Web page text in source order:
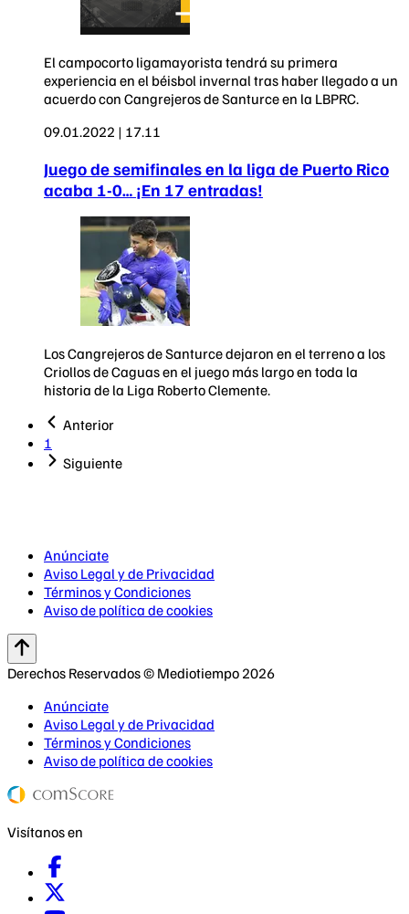
El campocorto ligamayorista tendrá su primera
experiencia en el béisbol invernal tras haber llegado a un
acuerdo con Cangrejeros de Santurce en la LBPRC.
09.01.2022 | 17.11
Juego de semifinales en la liga de Puerto Rico
acaba 1-0… ¡En 17 entradas!
Los Cangrejeros de Santurce dejaron en el terreno a los
Criollos de Caguas en el juego más largo en toda la
historia de la Liga Roberto Clemente.
Anterior
1
Siguiente
Anúnciate
Aviso Legal y de Privacidad
Términos y Condiciones
Aviso de política de cookies
Derechos Reservados © Mediotiempo 2026
Anúnciate
Aviso Legal y de Privacidad
Términos y Condiciones
Aviso de política de cookies
Visítanos en